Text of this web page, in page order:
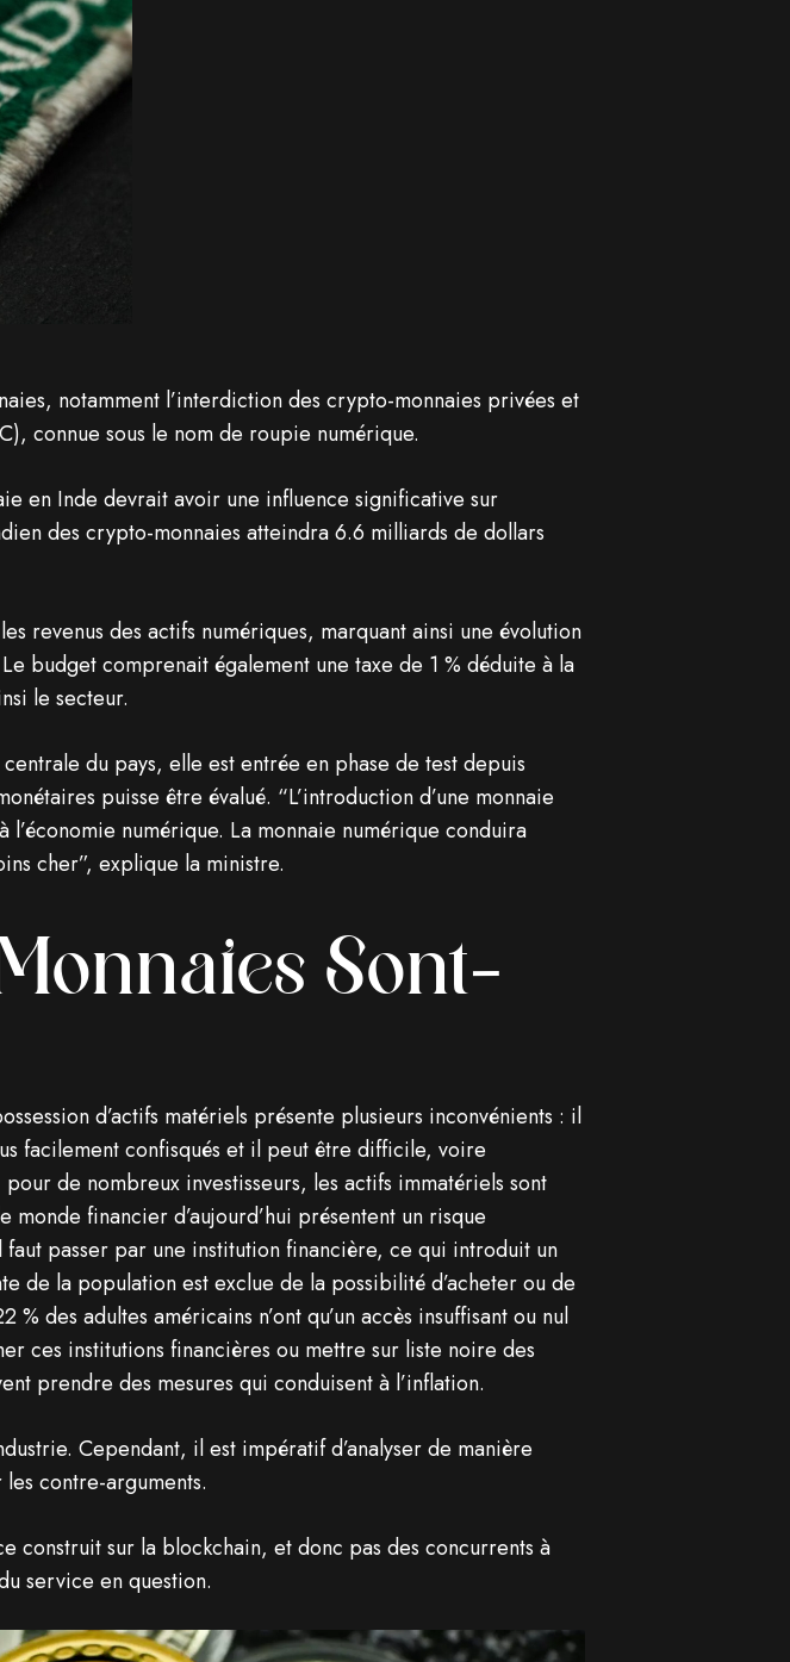
notamment l’interdiction des crypto-monnaies privées et
connue sous le nom de roupie numérique.
en Inde devrait avoir une influence significative sur
des crypto-monnaies atteindra 6.6 milliards de dollars
revenus des actifs numériques, marquant ainsi une évolution
budget comprenait également une taxe de 1 % déduite à la
le secteur.
du pays, elle est entrée en phase de test depuis
puisse être évalué. “L’introduction d’une monnaie
numérique. La monnaie numérique conduira
cher”, explique la ministre.
Sont-
d’actifs matériels présente plusieurs inconvénients : il
facilement confisqués et il peut être difficile, voire
de nombreux investisseurs, les actifs immatériels sont
financier d’aujourd’hui présentent un risque
passer par une institution financière, ce qui introduit un
de la population est exclue de la possibilité d’acheter ou de
des adultes américains n’ont qu’un accès insuffisant ou nul
ces institutions financières ou mettre sur liste noire des
prendre des mesures qui conduisent à l’inflation.
Cependant, il est impératif d’analyser de manière
contre-arguments.
construit sur la blockchain, et donc pas des concurrents à
service en question.